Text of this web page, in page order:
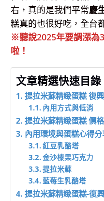
右，真的是我們平常慶
糕真的也很好吃，全台
※聽說2025年要調漲為
啦！
文章精選快速目錄
提拉米蘇精緻蛋糕 復
內用方式與低消
提拉米蘇精緻蛋糕 價格
內用環境與蛋糕心得分
紅豆乳酪塔
金沙榛果巧克力
提拉米蘇
藍莓生乳酪塔
提拉米蘇精緻蛋糕-復